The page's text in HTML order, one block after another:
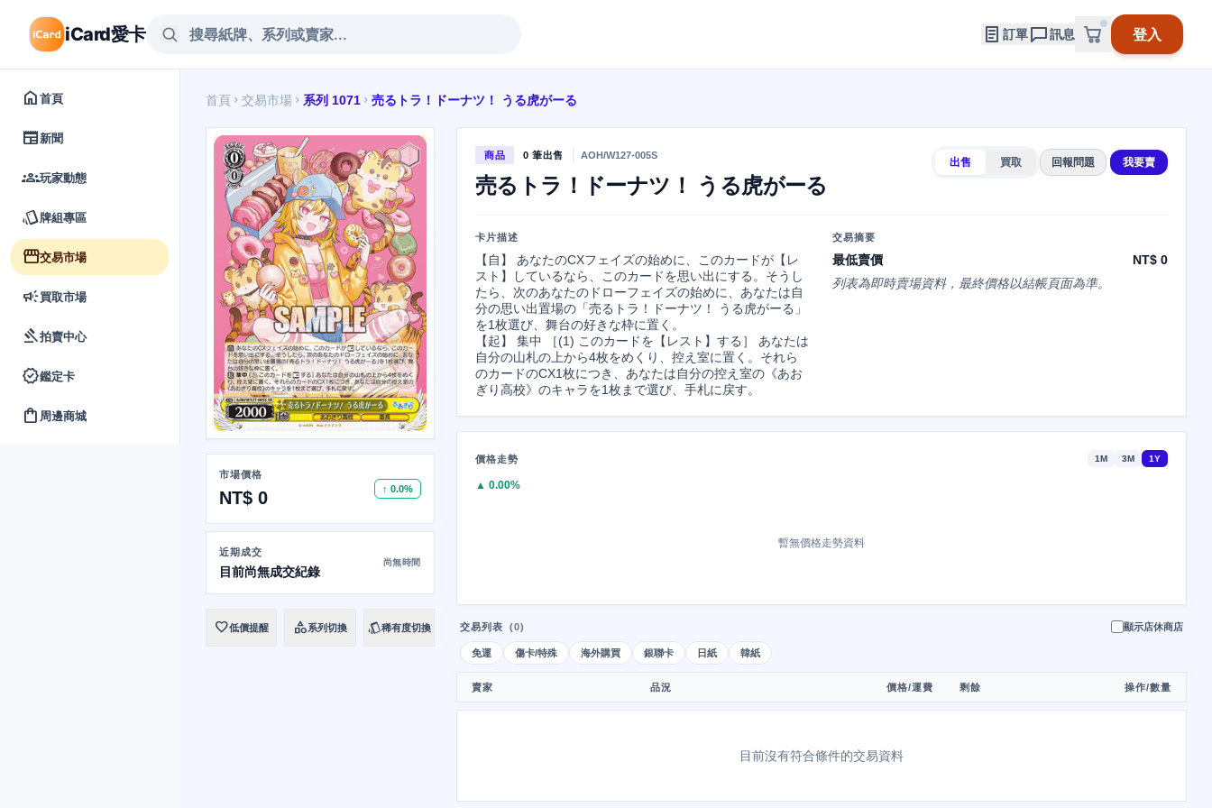
iCard愛卡 訂單 訊息 登入
home首頁
newspaper新聞
groups玩家動態
style牌組專區
storefront交易市場
campaign買取市場
gavel拍賣中心
verified鑑定卡
shopping_bag 周邊商城
首頁 chevron_right 交易市場 chevron_right 系列 1071 chevron_right 売るトラ！ドーナツ！ うる虎がーる
市場價格
NT$ 0 ↑ 0.0%
近期成交
目前尚無成交紀錄
尚無時間
favorite低價提醒 category系列切換 style稀有度切換
商品 0 筆出售 AOH/W127-005S
売るトラ！ドーナツ！ うる虎がーる
出售 買取 回報問題 我要賣
卡片描述
【自】 あなたのCXフェイズの始めに、このカードが【レ
スト】しているなら、このカードを思い出にする。そうし
たら、次のあなたのドローフェイズの始めに、あなたは自
分の思い出置場の「売るトラ！ドーナツ！ うる虎がーる」
を1枚選び、舞台の好きな枠に置く。
【起】 集中 ［(1) このカードを【レスト】する］ あなたは
自分の山札の上から4枚をめくり、控え室に置く。それら
のカードのCX1枚につき、あなたは自分の控え室の《あお
ぎり高校》のキャラを1枚まで選び、手札に戻す。
交易摘要
最低賣價
NT$ 0
列表為即時賣場資料，最終價格以結帳頁面為準。
價格走勢 1M 3M 1Y
▲ 0.00%
暫無價格走勢資料
交易列表 (0) 顯示店休商店
免運 傷卡/特殊 海外購買 銀聯卡 日紙 韓紙
賣家 品況 價格/運費 剩餘 操作/數量
目前沒有符合條件的交易資料